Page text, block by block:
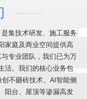
集技术研发、施工服务
家庭及商业空间提供高
专业团队，我们已为万
活。我们的核心业务包
不砸砖技术、AI智能侧
阳台、屋顶等渗漏高发